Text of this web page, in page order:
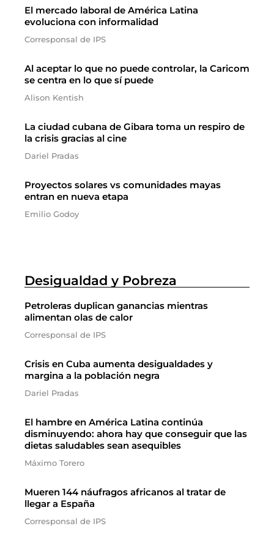
El mercado laboral de América Latina
evoluciona con informalidad
Corresponsal de IPS
Al aceptar lo que no puede controlar, la Caricom
se centra en lo que sí puede
Alison Kentish
La ciudad cubana de Gibara toma un respiro de
la crisis gracias al cine
Dariel Pradas
Proyectos solares vs comunidades mayas
entran en nueva etapa
Emilio Godoy
Desigualdad y Pobreza
Petroleras duplican ganancias mientras
alimentan olas de calor
Corresponsal de IPS
Crisis en Cuba aumenta desigualdades y
margina a la población negra
Dariel Pradas
El hambre en América Latina continúa
disminuyendo: ahora hay que conseguir que las
dietas saludables sean asequibles
Máximo Torero
Mueren 144 náufragos africanos al tratar de
llegar a España
Corresponsal de IPS